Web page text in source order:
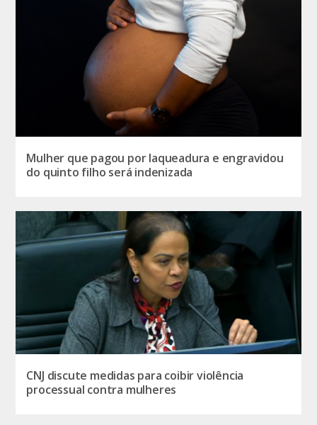
Mulher que pagou por laqueadura e engravidou
do quinto filho será indenizada
CNJ discute medidas para coibir violência
processual contra mulheres